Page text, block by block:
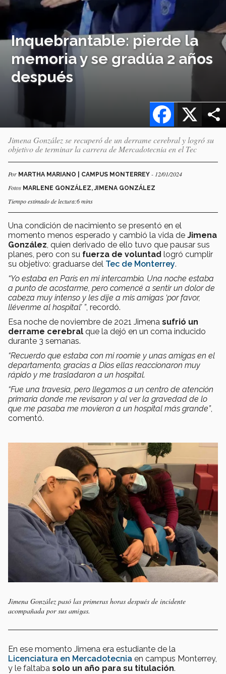
Inquebrantable: pierde la
memoria y se gradúa 2 años
después
X
Facebook
Jimena González se recuperó de un derrame cerebral y logró su
objetivo de terminar la carrera de Mercadotecnia en el Tec
Por MARTHA MARIANO | CAMPUS MONTERREY - 12/01/2024
Fotos MARLENE GONZÁLEZ, JIMENA GONZÁLEZ
Tiempo estimado de lectura:6 mins
Una condición de nacimiento se presentó en el
momento menos esperado y cambió la vida de Jimena
González , quien derivado de ello tuvo que pausar sus
planes, pero con su fuerza de voluntad logró cumplir
su objetivo: graduarse del Tec de Monterrey.
“Yo estaba en París en mi intercambio. Una noche estaba
a punto de acostarme, pero comencé a sentir un dolor de
cabeza muy intenso y les dije a mis amigas ‘por favor,
llévenme al hospital’ ”, recordó.
Esa noche de noviembre de 2021 Jimena sufrió un
derrame cerebral que la dejó en un coma inducido
durante 3 semanas.
“Recuerdo que estaba con mi roomie y unas amigas en el
departamento, gracias a Dios ellas reaccionaron muy
rápido y me trasladaron a un hospital.
“Fue una travesía, pero llegamos a un centro de atención
primaria donde me revisaron y al ver la gravedad de lo
que me pasaba me movieron a un hospital más grande”,
comentó.
Jimena González pasó las primeras horas después de incidente
acompañada por sus amigas.
En ese momento Jimena era estudiante de la
Licenciatura en Mercadotecnia en campus Monterrey,
y le faltaba solo un año para su titulación.